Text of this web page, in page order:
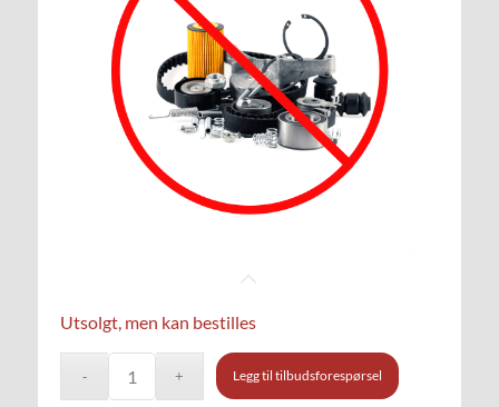
Utsolgt, men kan bestilles
Legg til tilbudsforespørsel